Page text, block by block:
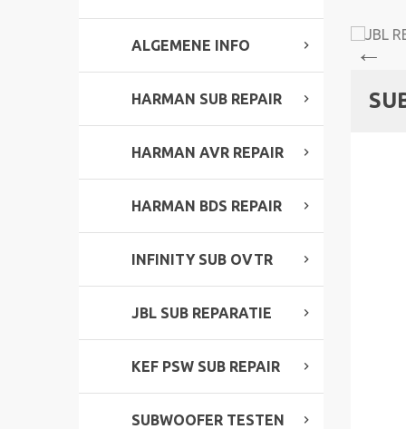
ALGEMENE INFO
HARMAN SUB REPAIR
HARMAN AVR REPAIR
HARMAN BDS REPAIR
INFINITY SUB OVTR
JBL SUB REPARATIE
KEF PSW SUB REPAIR
SUBWOOFER TESTEN